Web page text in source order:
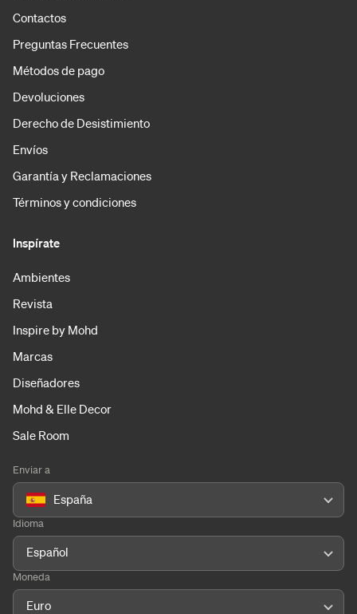
Contactos
Preguntas Frecuentes
Métodos de pago
Devoluciones
Derecho de Desistimiento
Envíos
Garantía y Reclamaciones
Términos y condiciones
Inspírate
Ambientes
Revista
Inspire by Mohd
Marcas
Diseñadores
Mohd & Elle Decor
Sale Room
Enviar a
España
Idioma
Español
Moneda
Euro